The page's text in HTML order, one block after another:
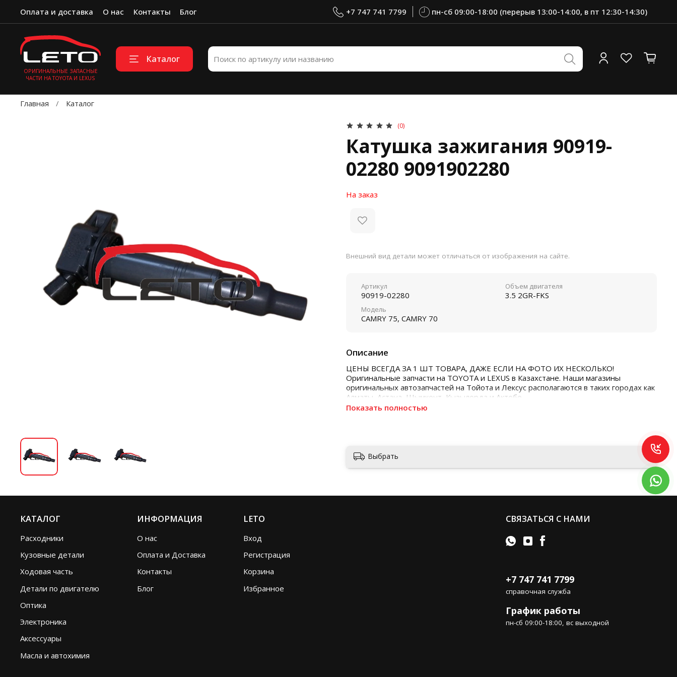
Оплата и доставка О нас Контакты Блог +7 747 741 7799 пн-сб 09:00-18:00 (перерыв 13:00-14:00, в пт 12:30-14:30)
ОРИГИНАЛЬНЫЕ ЗАПАСНЫЕ
ЧАСТИ НА TOYOTA И LEXUS
Каталог
Главная Каталог
(0)
Катушка зажигания 90919-
02280 9091902280
На заказ
Внешний вид детали может отличаться от изображения на сайте.
Описание
ЦЕНЫ ВСЕГДА ЗА 1 ШТ ТОВАРА, ДАЖЕ ЕСЛИ НА ФОТО ИХ НЕСКОЛЬКО!
Оригинальные запчасти на TOYOTA и LEXUS в Казахстане. Наши магазины
оригинальных автозапчастей на Тойота и Лексус располагаются в таких городах как
Алматы, Астана, Шымкент, Кызылорда и Актобе
Показать полностью
Артикул
90919-02280
Объем двигателя
3.5 2GR-FKS
Модель
CAMRY 75, CAMRY 70
Выбрать
КАТАЛОГ
Расходники
Кузовные детали
Ходовая часть
Детали по двигателю
Оптика
Электроника
Аксессуары
Масла и автохимия
ИНФОРМАЦИЯ
О нас
Оплата и Доставка
Контакты
Блог
LETO
Вход
Регистрация
Корзина
Избранное
СВЯЗАТЬСЯ С НАМИ
+7 747 741 7799
справочная служба
График работы
пн-сб 09:00-18:00, вс выходной